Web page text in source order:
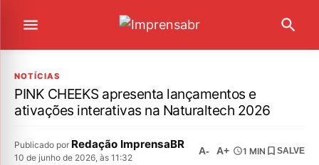
NOTÍCIAS
PINK CHEEKS apresenta lançamentos e
ativações interativas na Naturaltech 2026
Publicado por Redação ImprensaBR
10 de junho de 2026, às 11:32
A- A+ 1 MIN SALVE